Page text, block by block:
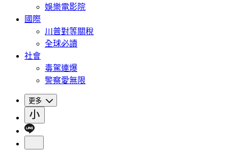
娛樂電影院
國際
川普對等關稅
全球必讀
社會
毒駕連爆
警察愛無限
更多